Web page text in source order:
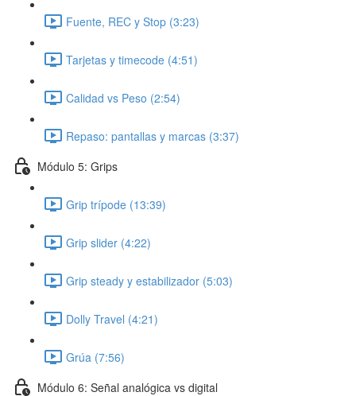
Fuente, REC y Stop (3:23)
Tarjetas y timecode (4:51)
Calidad vs Peso (2:54)
Repaso: pantallas y marcas (3:37)
Módulo 5: Grips
Grip trípode (13:39)
Grip slider (4:22)
Grip steady y estabilizador (5:03)
Dolly Travel (4:21)
Grúa (7:56)
Módulo 6: Señal analógica vs digital